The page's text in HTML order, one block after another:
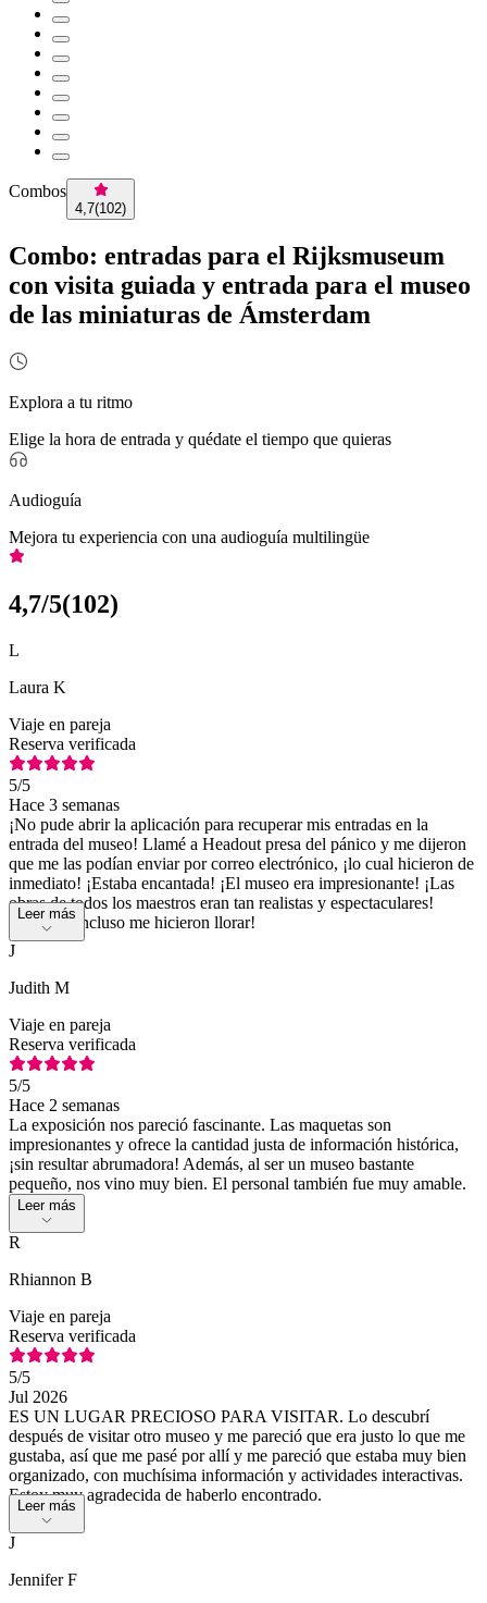
Combos
4,7(102)
Combo: entradas para el Rijksmuseum
con visita guiada y entrada para el museo
de las miniaturas de Ámsterdam
Explora a tu ritmo
Elige la hora de entrada y quédate el tiempo que quieras
Audioguía
Mejora tu experiencia con una audioguía multilingüe
4,7/5(102)
L
Laura K
Viaje en pareja
Reserva verificada
5/5
Hace 3 semanas
¡No pude abrir la aplicación para recuperar mis entradas en la
entrada del museo! Llamé a Headout presa del pánico y me dijeron
que me las podían enviar por correo electrónico, ¡lo cual hicieron de
inmediato! ¡Estaba encantada! ¡El museo era impresionante! ¡Las
obras de todos los maestros eran tan realistas y espectaculares!
¡Algunas incluso me hicieron llorar!
Leer más
J
Judith M
Viaje en pareja
Reserva verificada
5/5
Hace 2 semanas
La exposición nos pareció fascinante. Las maquetas son
impresionantes y ofrece la cantidad justa de información histórica,
¡sin resultar abrumadora! Además, al ser un museo bastante
pequeño, nos vino muy bien. El personal también fue muy amable.
Leer más
R
Rhiannon B
Viaje en pareja
Reserva verificada
5/5
Jul 2026
ES UN LUGAR PRECIOSO PARA VISITAR. Lo descubrí
después de visitar otro museo y me pareció que era justo lo que me
gustaba, así que me pasé por allí y me pareció que estaba muy bien
organizado, con muchísima información y actividades interactivas.
Estoy muy agradecida de haberlo encontrado.
Leer más
J
Jennifer F